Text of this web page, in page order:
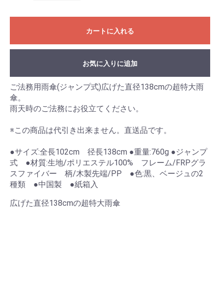
カートに入れる
お買い物を続ける カートへ進む
お気に入りに追加
ご法務用雨傘(ジャンプ式)広げた直径138cmの超特大雨
傘。
雨天時のご法務にお役立てください。
※この商品は代引き出来ません。直送品です。
●サイズ:全長102cm 径長138cm ●重量:760g ●ジャンプ
式 ●材質:生地/ポリエステル100% フレーム/FRPグラ
スファイバー 柄/木製先端/PP ●色:黒、ベージュの2
種類 ●中国製 ●紙箱入
広げた直径138cmの超特大雨傘